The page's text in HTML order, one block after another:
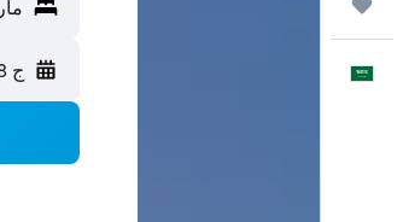
ج 14/8